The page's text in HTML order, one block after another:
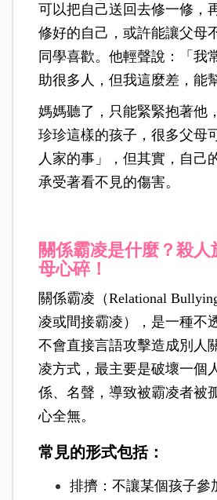
可以把自己送回去修一修，
修好的自己，或許能讓父母
同學喜歡。他輕聲說：「我
助很多人，但我這麼差，能
媽媽聽了，只能緊緊抱著他
珍珍這樣的孩子，很多父母
人家的事」，但其實，自己
承受著看不見的傷害。
關係霸凌是什麼？殺
母心碎！
關係霸凌（Relational
凌或間接霸凌），是一種不
不會直接言語攻擊造成別人
凌方式，最主要是破壞一個
係、名聲，導致被霸凌者被
心全無。
常見的形式包括：
排擠：不讓某個孩子參